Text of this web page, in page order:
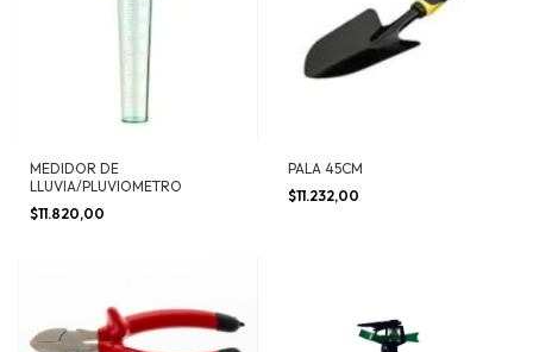
MEDIDOR DE
LLUVIA/PLUVIOMETRO
$11.820,00
PALA 45CM
$11.232,00